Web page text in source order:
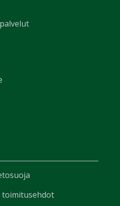
toimitusehdot